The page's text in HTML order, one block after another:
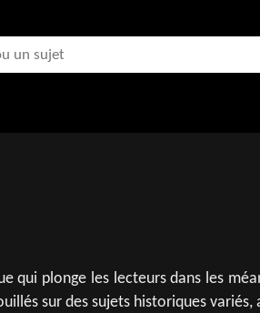
qui plonge les lecteurs dans les
sur des sujets historiques variés,